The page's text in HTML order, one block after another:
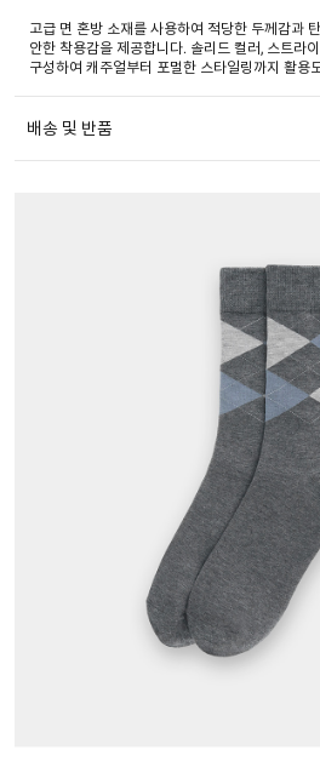
고급 면 혼방 소재를 사용하여 적당한 두께감과
안한 착용감을 제공합니다. 솔리드 컬러, 스트라
구성하여 캐주얼부터 포멀한 스타일링까지 활용
배송 및 반품